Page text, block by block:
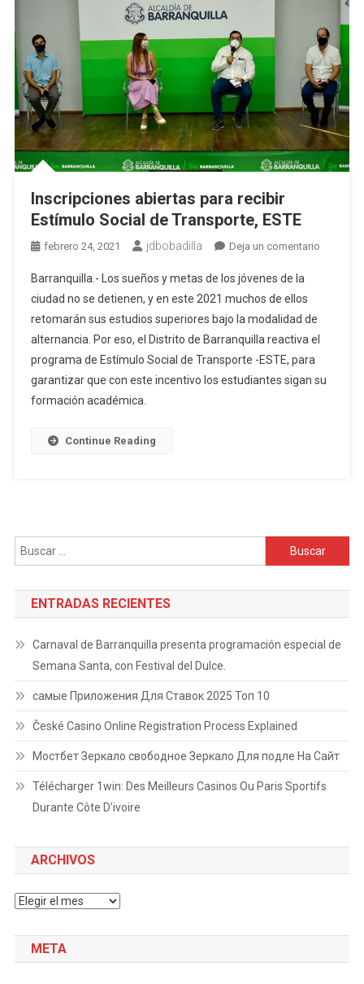
Inscripciones abiertas para recibir
Estímulo Social de Transporte, ESTE
febrero 24, 2021 jdbobadilla Deja un comentarioen
de
Barranquilla.- Los sueños y metas de los jóvenes de la
ciudad no se detienen, y en este 2021 muchos de ellos
retomarán sus estudios superiores bajo la modalidad de
alternancia. Por eso, el Distrito de Barranquilla reactiva el
programa de Estímulo Social de Transporte -ESTE, para
garantizar que con este incentivo los estudiantes sigan su
formación académica.
Continue Reading
Buscar:
ENTRADAS RECIENTES
Carnaval de Barranquilla presenta programación especial de
Semana Santa, con Festival del Dulce.
самые Приложения Для Ставок 2025 Топ 10
České Casino Online Registration Process Explained
Мостбет Зеркало свободное Зеркало Для подле На Сайт
Télécharger 1win: Des Meilleurs Casinos Ou Paris Sportifs
Durante Côte D’ivoire
ARCHIVOS
Archivos
META